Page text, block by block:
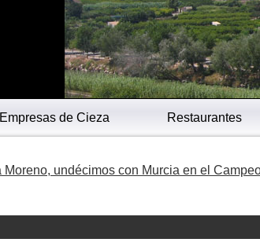
Empresas de Cieza Restaurantes
undécimos con Murcia en el